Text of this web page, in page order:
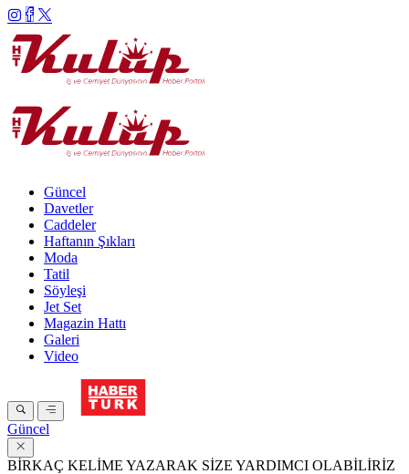
Güncel
Davetler
Caddeler
Haftanın Şıkları
Moda
Tatil
Söyleşi
Jet Set
Magazin Hattı
Galeri
Video
Güncel
BİRKAÇ KELİME YAZARAK SİZE YARDIMCI OLABİLİRİZ